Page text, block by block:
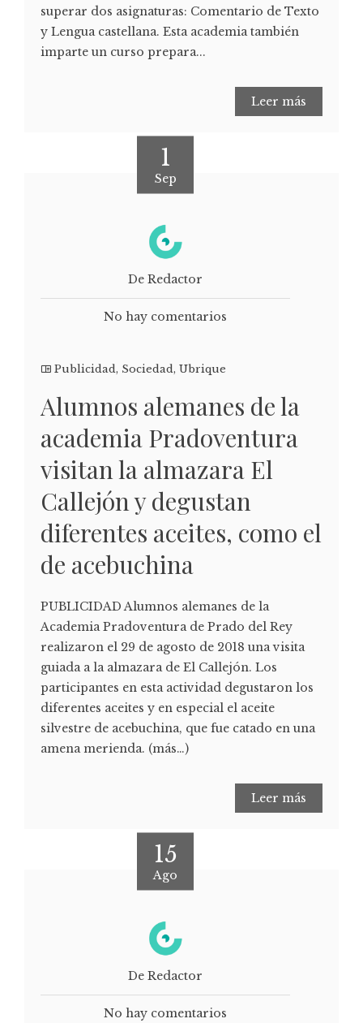
superar dos asignaturas: Comentario de Texto
y Lengua castellana. Esta academia también
imparte un curso prepara...
Leer más
1
Sep
De Redactor
No hay comentarios
Publicidad, Sociedad, Ubrique
Alumnos alemanes de la
academia Pradoventura
visitan la almazara El
Callejón y degustan
diferentes aceites, como el
de acebuchina
PUBLICIDAD Alumnos alemanes de la
Academia Pradoventura de Prado del Rey
realizaron el 29 de agosto de 2018 una visita
guiada a la almazara de El Callejón. Los
participantes en esta actividad degustaron los
diferentes aceites y en especial el aceite
silvestre de acebuchina, que fue catado en una
amena merienda. (más…)
Leer más
15
Ago
De Redactor
No hay comentarios